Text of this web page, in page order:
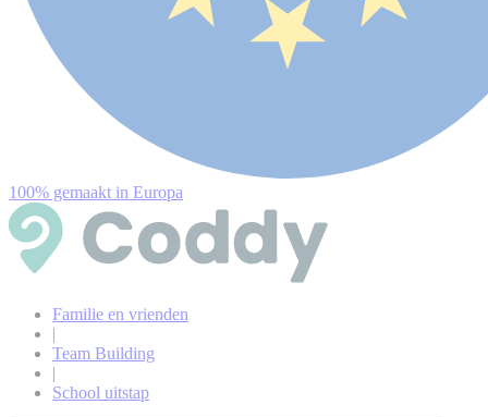
100% gemaakt in Europa
Familie en vrienden
|
Team Building
|
School uitstap